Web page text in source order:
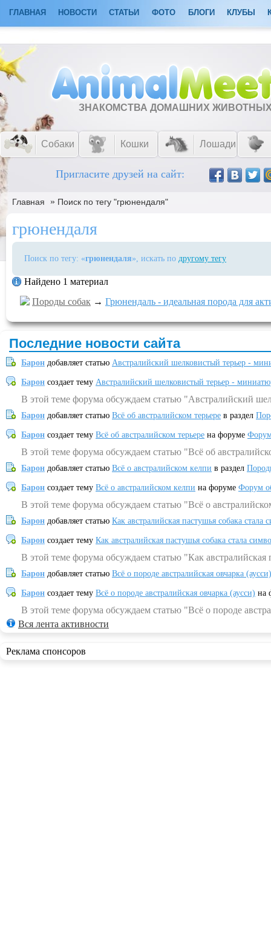
ГЛАВНАЯ НОВОСТИ СТАТЬИ ФОТО БЛОГИ КЛУБЫ
ЗНАКОМСТВА ДОМАШНИХ
Собаки Кошки Лошади
Пригласите друзей на сайт:
Главная » Поиск по тегу "грюнендаля"
грюнендаля
Поиск по тегу: «грюнендаля», искать по другому тегу
Найдено 1 материал
Породы собак → Грюнендаль - идеальная порода для
Последние новости сайта
Барон добавляет статью Австралийский шелковистый терьер -
Барон создает тему Австралийский шелковистый терьер -
В этой теме форума обсуждаем статью "Австралийский
Барон добавляет статью Всё об австралийском терьере в раздел
Барон создает тему Всё об австралийском терьере на форуме
В этой теме форума обсуждаем статью "Всё об
Барон добавляет статью Всё о австралийском келпи в раздел
Барон создает тему Всё о австралийском келпи на форуме Форум
В этой теме форума обсуждаем статью "Всё о
Барон добавляет статью Как австралийская пастушья собака
Барон создает тему Как австралийская пастушья собака стала
В этой теме форума обсуждаем статью "Как
Барон добавляет статью Всё о породе австралийская овчарка (аусси)
Барон создает тему Всё о породе австралийская овчарка (аусси) на
В этой теме форума обсуждаем статью "Всё о породе
Вся лента активности
Реклама спонсоров